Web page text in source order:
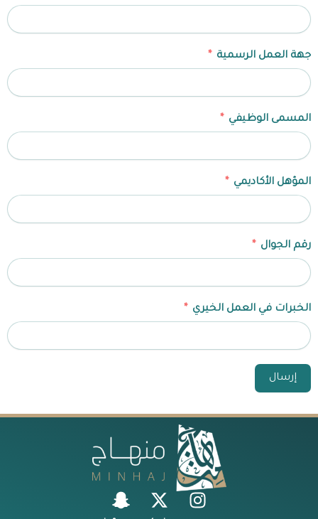
جهة العمل الرسمية
المسمى الوظيفي
المؤهل الأكاديمي
رقم الجوال
الخبرات في العمل الخيري
إرسال